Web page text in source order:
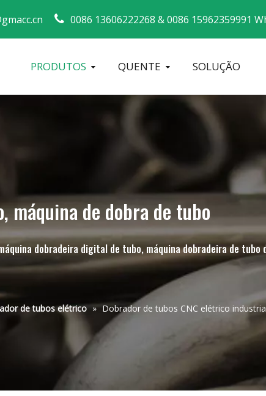
0086 13606222268 &0086 15962359991
PRODUTOS QUENTE SOLUÇÃO
máquina de dobra de tubo
dobradeira digital de tubo, máquina dobradeira de tubo
de tubos elétrico » Dobrador de tubos CNC elétrico